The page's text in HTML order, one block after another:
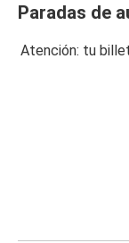
Paradas de
Atención: tu